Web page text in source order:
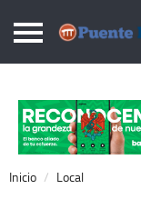
Puentelibre.mx
Local
Nacional
Opinión
Inicio Local